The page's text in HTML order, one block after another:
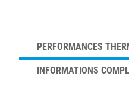
PERFORMANCES
INFORMATIONS